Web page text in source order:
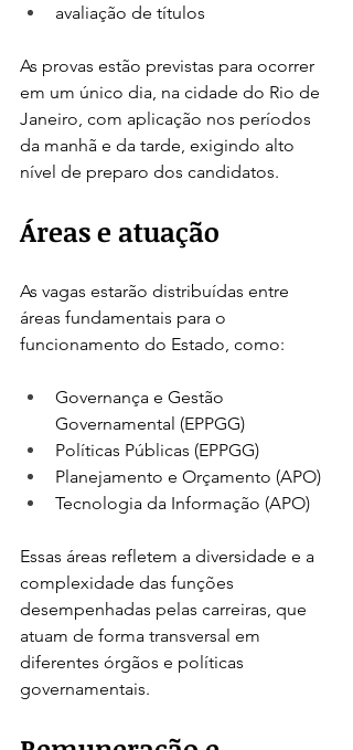
avaliação de títulos
As provas estão previstas para ocorrer
em um único dia, na cidade do Rio de
Janeiro, com aplicação nos períodos
da manhã e da tarde, exigindo alto
nível de preparo dos candidatos.
Áreas e atuação
As vagas estarão distribuídas entre
áreas fundamentais para o
funcionamento do Estado, como:
Governança e Gestão
Governamental (EPPGG)
Políticas Públicas (EPPGG)
Planejamento e Orçamento (APO)
Tecnologia da Informação (APO)
Essas áreas refletem a diversidade e a
complexidade das funções
desempenhadas pelas carreiras, que
atuam de forma transversal em
diferentes órgãos e políticas
governamentais.